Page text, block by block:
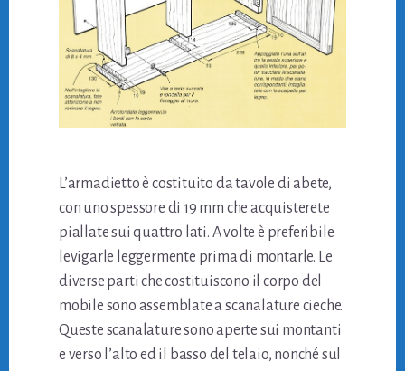
L’armadietto è costituito da tavole di abete,
con uno spessore di 19 mm che acquisterete
piallate sui quattro lati. A volte è preferibile
levigarle leggermente prima di montarle. Le
diverse parti che costituiscono il corpo del
mobile sono assemblate a scanalature cieche.
Queste scanalature sono aperte sui montanti
e verso l’alto ed il basso del telaio, nonché sul